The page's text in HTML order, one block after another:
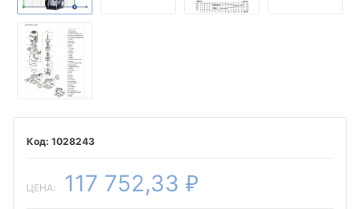
1028243
ЦЕНА: 117 752,33 ₽